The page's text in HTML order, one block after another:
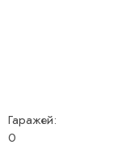
Гаражей:
0